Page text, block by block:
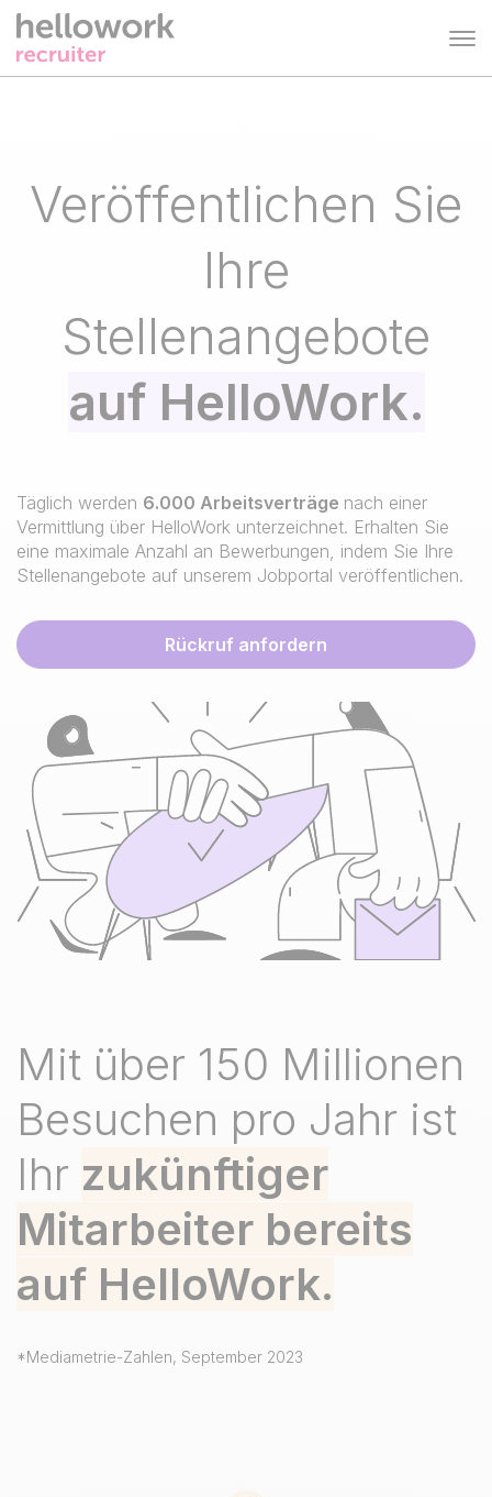
Mitarbeiterempfehlungen
EN
FR
Veröffentlichen Sie
Ihre
Stellenangebote
auf HelloWork.
Täglich werden 6.000 Arbeitsverträge nach einer
Vermittlung über HelloWork unterzeichnet. Erhalten Sie
eine maximale Anzahl an Bewerbungen, indem Sie Ihre
Stellenangebote auf unserem Jobportal veröffentlichen.
Rückruf anfordern
Mit über 150 Millionen
Besuchen pro Jahr ist
Ihr zukünftiger
Mitarbeiter bereits
auf HelloWork.
*Mediametrie-Zahlen, September 2023